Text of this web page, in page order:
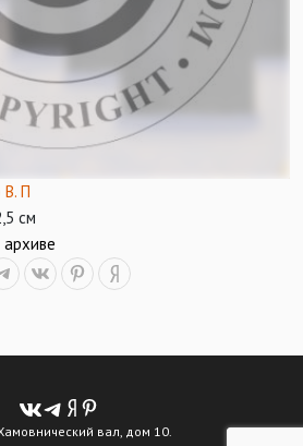
П
см
вал, дом 10.